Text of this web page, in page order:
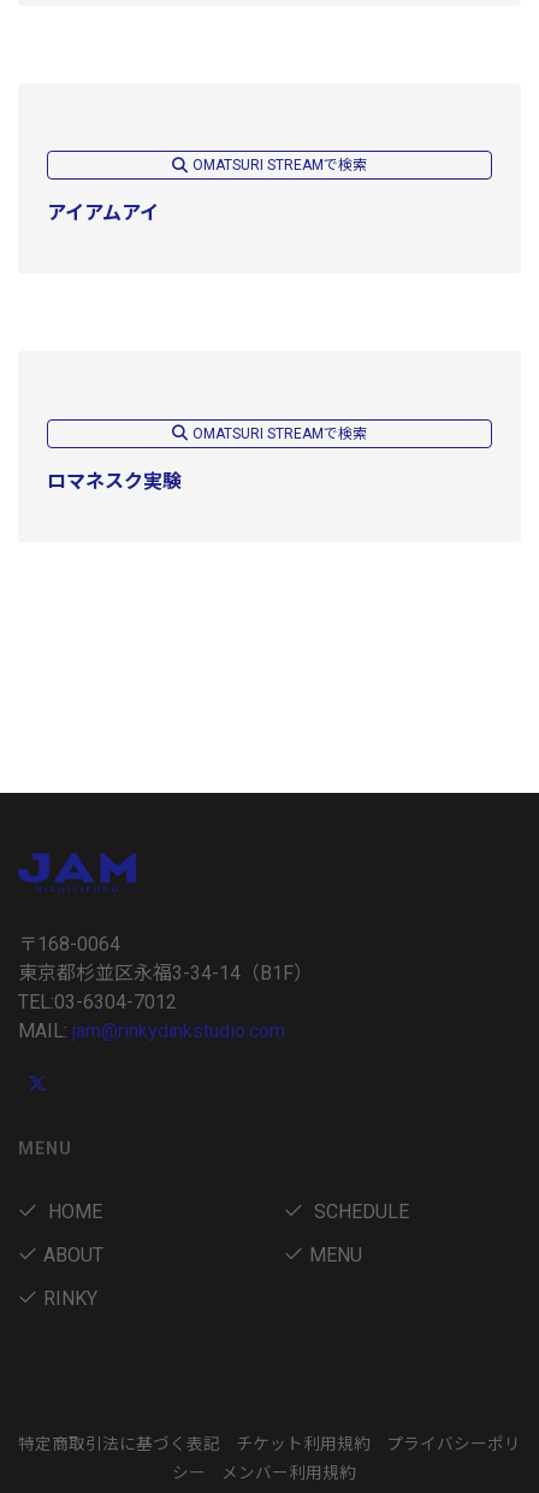
OMATSURI STREAMで検索
アイアムアイ
OMATSURI STREAMで検索
ロマネスク実験
〒168-0064
東京都杉並区永福3-34-14（B1F）
TEL:03-6304-7012
MAIL: jam@rinkydinkstudio.com
MENU
HOME
SCHEDULE
ABOUT
MENU
RINKY
特定商取引法に基づく表記 チケット利用規約
プライバシーポリ
シー
メンバー利用規約